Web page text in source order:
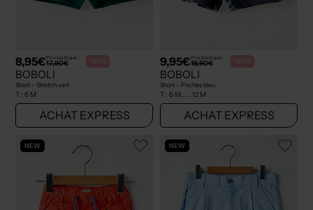
8,95€Prix boutique :
17,90€ -50%
BOBOLI
Short - Stretch vert
T : 6 M
ACHAT EXPRESS
9,95€Prix boutique :
19,90€ -50%
BOBOLI
Short - Poches bleu
T : 6 M, ... 12 M
ACHAT EXPRESS
NEW NEW